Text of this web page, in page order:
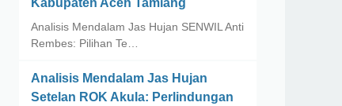
Kabupaten Aceh Tamiang
Analisis Mendalam Jas Hujan SENWIL Anti
Rembes: Pilihan Te…
Analisis Mendalam Jas Hujan
Setelan ROK Akula: Perlindungan